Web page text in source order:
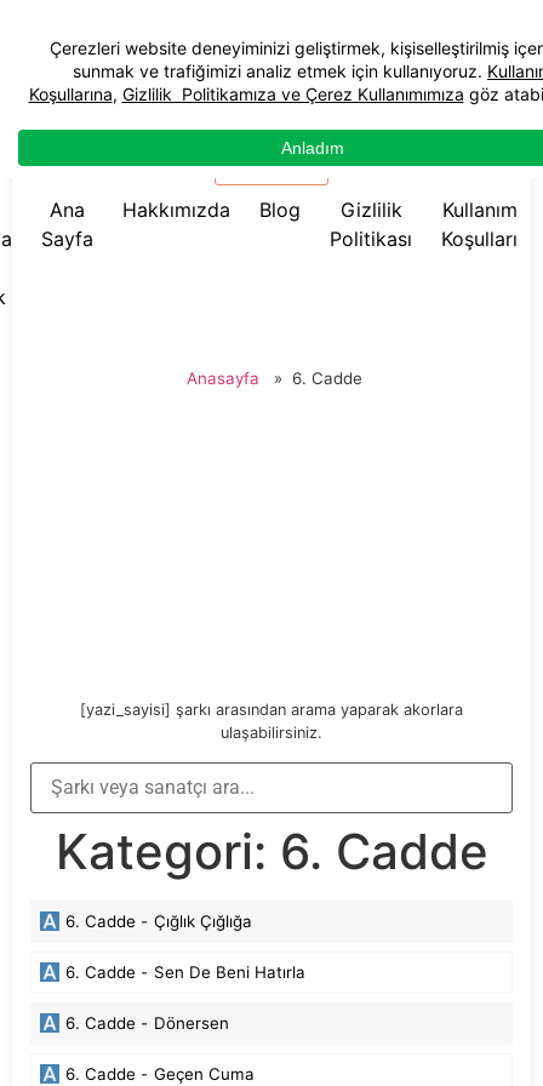
☰ Menü
Ana
Sayfa
Hakkımızda Blog
Gizlilik
Politikası
Kullanım
Koşulları
Anasayfa » 6. Cadde
[yazi_sayisi] şarkı arasından arama yaparak akorlara
ulaşabilirsiniz.
Kategori: 6. Cadde
6. Cadde - Çığlık Çığlığa
6. Cadde - Sen De Beni Hatırla
6. Cadde - Dönersen
6. Cadde - Geçen Cuma